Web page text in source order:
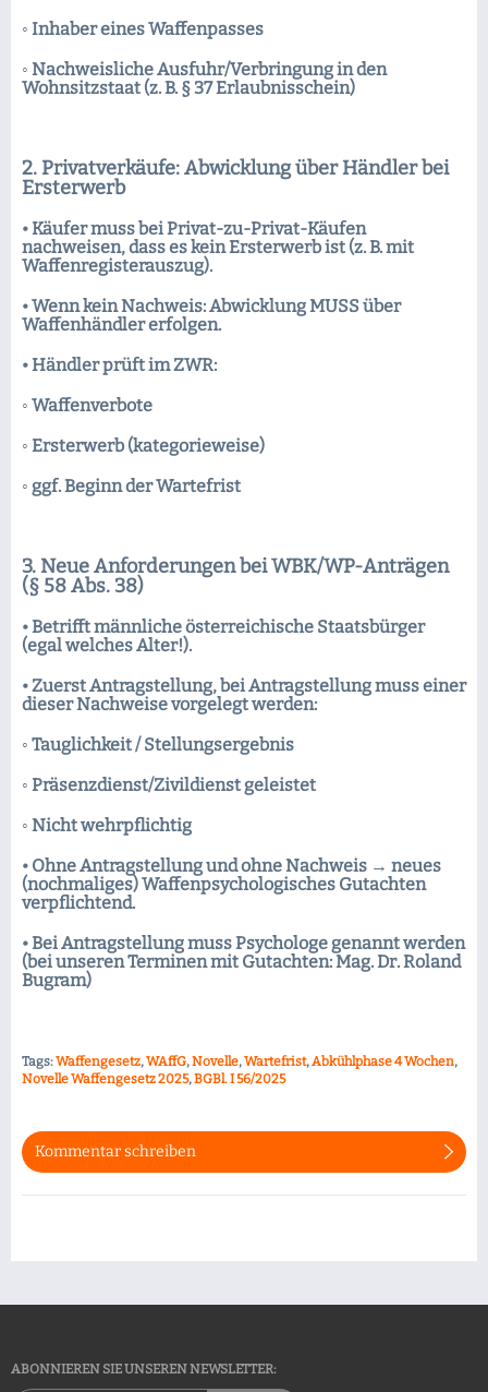
◦ Inhaber eines Waffenpasses
◦ Nachweisliche Ausfuhr/Verbringung in den
Wohnsitzstaat (z. B. § 37 Erlaubnisschein)
2. Privatverkäufe: Abwicklung über Händler bei
Ersterwerb
• Käufer muss bei Privat-zu-Privat-Käufen
nachweisen, dass es kein Ersterwerb ist (z. B. mit
Waffenregisterauszug).
• Wenn kein Nachweis: Abwicklung MUSS über
Waffenhändler erfolgen.
• Händler prüft im ZWR:
◦ Waffenverbote
◦ Ersterwerb (kategorieweise)
◦ ggf. Beginn der Wartefrist
3. Neue Anforderungen bei WBK/WP-Anträgen
(§ 58 Abs. 38)
• Betrifft männliche österreichische Staatsbürger
(egal welches Alter!).
• Zuerst Antragstellung, bei Antragstellung muss einer
dieser Nachweise vorgelegt werden:
◦ Tauglichkeit / Stellungsergebnis
◦ Präsenzdienst/Zivildienst geleistet
◦ Nicht wehrpflichtig
• Ohne Antragstellung und ohne Nachweis → neues
(nochmaliges) Waffenpsychologisches Gutachten
verpflichtend.
• Bei Antragstellung muss Psychologe genannt werden
(bei unseren Terminen mit Gutachten: Mag. Dr. Roland
Bugram)
Tags:Waffengesetz,WAffG,Novelle,Wartefrist,Abkühlphase 4 Wochen,
Novelle Waffengesetz 2025,BGBl. I 56/2025
Kommentar schreiben
ABONNIEREN SIE UNSEREN NEWSLETTER: